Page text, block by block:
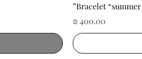
Bracelet “summer”
מחיר